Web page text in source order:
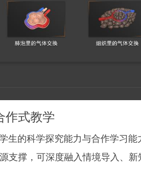
作式教学
的科学探究能力与合作学习能
支撑，可深度融入情境导入、